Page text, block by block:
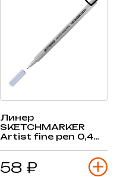
Линер
SKETCHMARKER
Artist fine pen 0,4
58 ₽